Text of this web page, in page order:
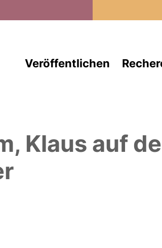
Veröffentlichen
Klaus auf